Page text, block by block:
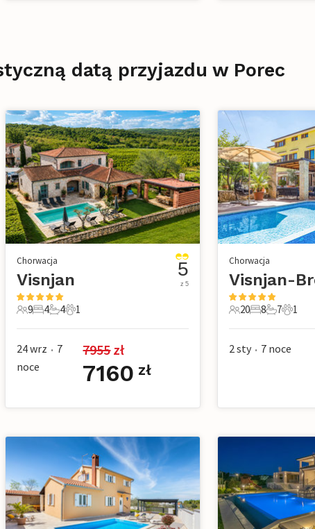
datą przyjazdu w Porec
Chorwacja
Visnjan
9 Goście
9
4 Sypialnie
4
4 Łazienki
4
1 Zwierzę domowe
1
5
z 5
24 wrz • 7
noce
7955 zł
7160 zł
Chorwacja
Visnjan-
20 Goście
20
8 Sypialnie
8
7 Łazienki
7
1
1
2 sty • 7 noce